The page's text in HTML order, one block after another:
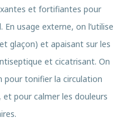
et fortifiantes pour
En usage externe, on l’utilise
glaçon) et apaisant sur les
et cicatrisant. On
pour tonifier la circulation
pour calmer les douleurs